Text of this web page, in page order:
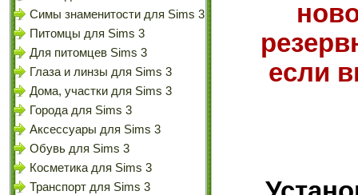
Симы знаменитости для Sims 3
Питомцы для Sims 3
Для питомцев Sims 3
Глаза и линзы для Sims 3
Дома, участки для Sims 3
Города для Sims 3
Аксессуары для Sims 3
Обувь для Sims 3
Косметика для Sims 3
Транспорт для Sims 3
если